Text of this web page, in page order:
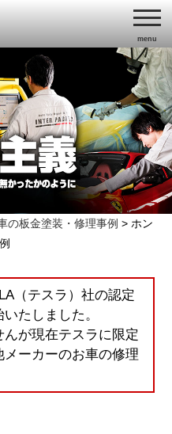
menu
の板金塗装・修理事例 > ホン
（テスラ）社の認定
たしました。
が現在テスラに限定
ーカーのお車の修理